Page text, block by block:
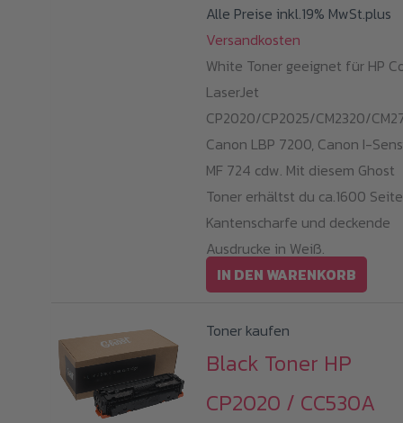
Alle Preise inkl.19% MwSt.plus
Versandkosten
White Toner geeignet für HP
LaserJet
CP2020/CP2025/CM2320/
Canon LBP 7200, Canon I-
MF 724 cdw. Mit diesem Ghost
Toner erhältst du ca.1600
Kantenscharfe und deckende
Ausdrucke in Weiß.
IN DEN WARENKORB
Toner kaufen
Black Toner HP
CP2020 / CC530A